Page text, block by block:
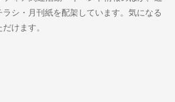
シ・月刊紙を配架しています。気になる
けます。